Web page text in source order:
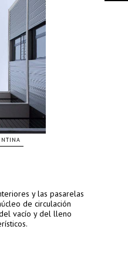
y las pasarelas
de circulación
vacío y del lleno